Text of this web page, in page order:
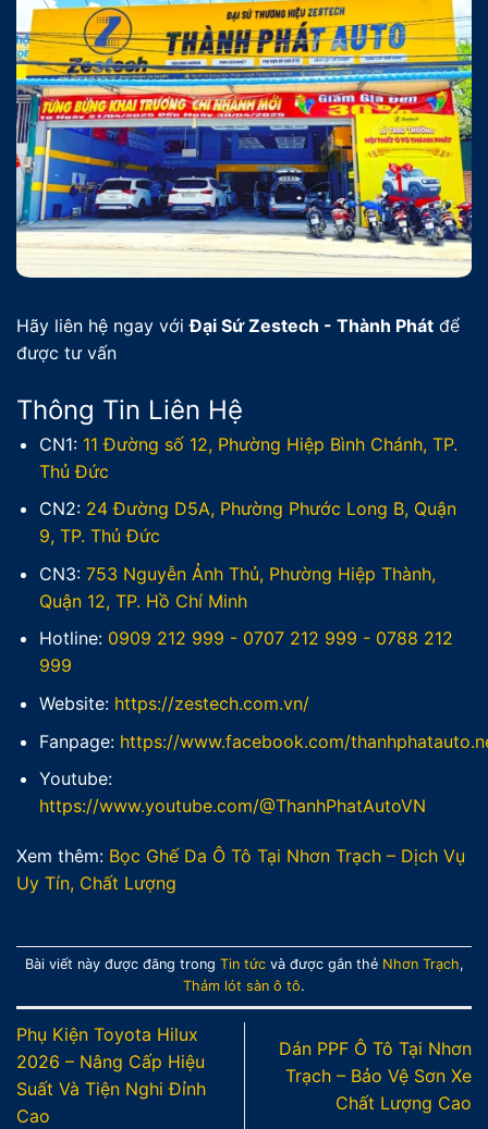
Hãy liên hệ ngay vớiĐại Sứ Zestech - Thành Phát để
được tư vấn
Thông Tin Liên Hệ
CN1: 11 Đường số 12, Phường Hiệp Bình Chánh, TP.
Thủ Đức
CN2: 24 Đường D5A, Phường Phước Long B, Quận
9, TP. Thủ Đức
CN3: 753 Nguyễn Ảnh Thủ, Phường Hiệp Thành,
Quận 12, TP. Hồ Chí Minh
Hotline: 0909 212 999 - 0707 212 999 - 0788 212
999
Website: https://zestech.com.vn/
Fanpage: https://www.facebook.com/
Youtube:
https://www.youtube.com/@ThanhPhatAutoVN
Xem thêm: Bọc Ghế Da Ô Tô Tại Nhơn Trạch – Dịch Vụ
Uy Tín, Chất Lượng
Bài viết này được đăng trong Tin tứcvà được gắn thẻ Nhơn Trạch,
Thảm lót sàn ô tô.
Phụ Kiện Toyota Hilux
2026 – Nâng Cấp Hiệu
Suất Và Tiện Nghi Đỉnh
Cao
Dán PPF Ô Tô Tại Nhơn
Trạch – Bảo Vệ Sơn Xe
Chất Lượng Cao